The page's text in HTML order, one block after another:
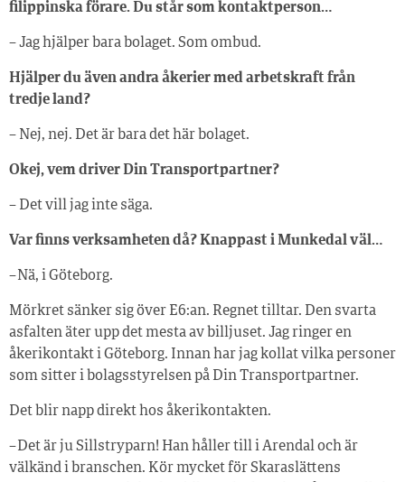
filippinska förare. Du står som kontaktperson…
– Jag hjälper bara bolaget. Som ombud.
Hjälper du även andra åkerier med arbetskraft från
tredje land?
– Nej, nej. Det är bara det här bolaget.
Okej, vem driver Din Transportpartner?
– Det vill jag inte säga.
Var finns verksamheten då? Knappast i Munkedal väl…
– Nä, i Göteborg.
Mörkret sänker sig över E6:an. Regnet tilltar. Den svarta
asfalten äter upp det mesta av billjuset. Jag ringer en
åkerikontakt i Göteborg. Innan har jag kollat vilka personer
som sitter i bolagsstyrelsen på Din Transportpartner.
Det blir napp direkt hos åkerikontakten.
– Det är ju Sillstryparn! Han håller till i Arendal och är
välkänd i branschen. Kör mycket för Skaraslättens